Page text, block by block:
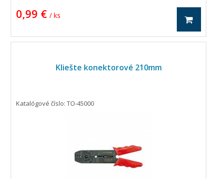
0,99 € / ks
Kliešte konektorové 210mm
Katalógové číslo: TO-45000